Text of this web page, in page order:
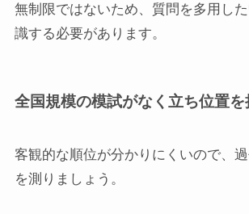
無制限ではないため、質問を多用し
識する必要があります。
全国規模の模試がなく立ち位置
客観的な順位が分かりにくいので、
を測りましょう。